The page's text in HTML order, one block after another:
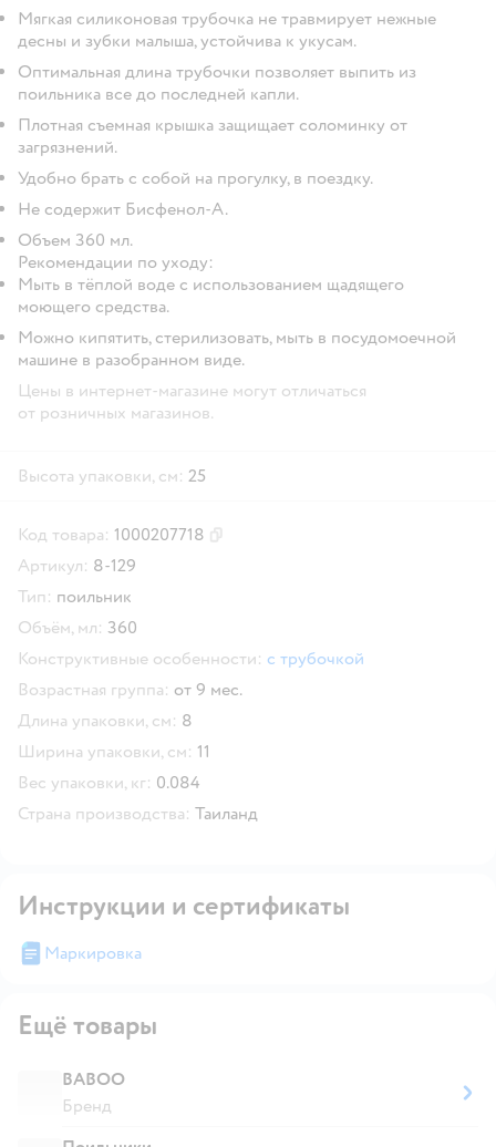
Мягкая силиконовая трубочка не травмирует нежные
десны и зубки малыша, устойчива к укусам.
Оптимальная длина трубочки позволяет выпить из
поильника все до последней капли.
Плотная съемная крышка защищает соломинку от
загрязнений.
Удобно брать с собой на прогулку, в поездку.
Не содержит Бисфенол-А.
Объем 360 мл.
Рекомендации по уходу:
Мыть в тёплой воде с использованием щадящего
моющего средства.
Можно кипятить, стерилизовать, мыть в посудомоечной
машине в разобранном виде.
Цены в интернет-магазине могут отличаться
от розничных магазинов.
Высота упаковки, см: 25
Код товара: 1000207718
Артикул: 8-129
Тип: поильник
Объём, мл: 360
Конструктивные особенности: с трубочкой
Возрастная группа: от 9 мес.
Длина упаковки, см: 8
Ширина упаковки, см: 11
Вес упаковки, кг: 0.084
Страна производства: Таиланд
Инструкции и сертификаты
Маркировка
Ещё товары
BABOO
Бренд